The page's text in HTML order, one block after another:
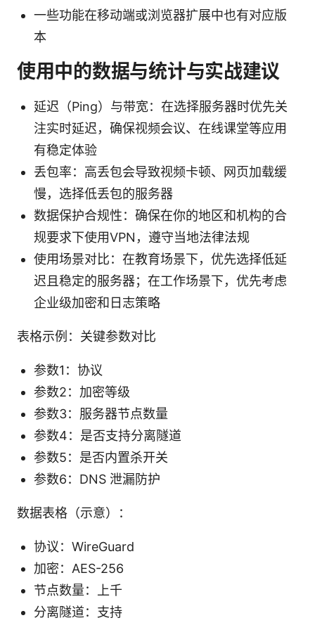
一些功能在移动端或浏览器扩展中也有对应版
本
使用中的数据与统计与实战建议
延迟（Ping）与带宽：在选择服务器时优先关
注实时延迟，确保视频会议、在线课堂等应用
有稳定体验
丢包率：高丢包会导致视频卡顿、网页加载缓
慢，选择低丢包的服务器
数据保护合规性：确保在你的地区和机构的合
规要求下使用VPN，遵守当地法律法规
使用场景对比：在教育场景下，优先选择低延
迟且稳定的服务器；在工作场景下，优先考虑
企业级加密和日志策略
表格示例：关键参数对比
参数1：协议
参数2：加密等级
参数3：服务器节点数量
参数4：是否支持分离隧道
参数5：是否内置杀开关
参数6：DNS 泄漏防护
数据表格（示意）：
协议：WireGuard
加密：AES-256
节点数量：上千
分离隧道：支持